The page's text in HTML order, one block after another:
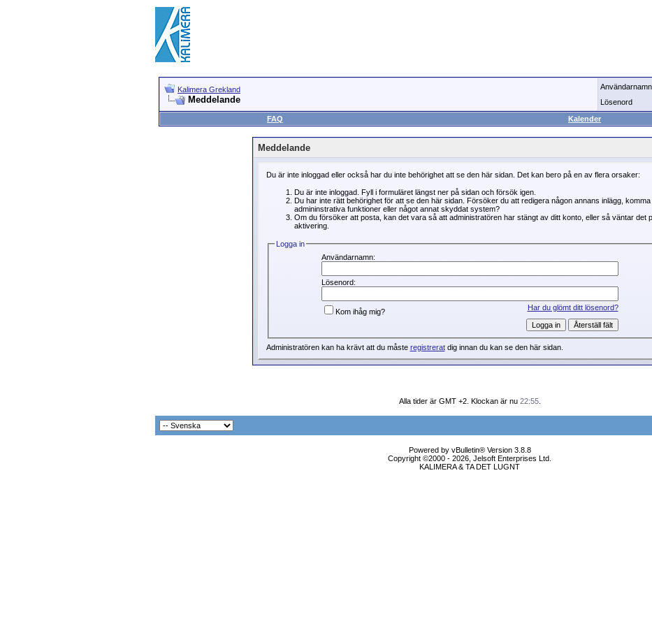
Kalimera Grekland
Meddelande
Användarnamn
Lösenord
FAQ
Kalender
Meddelande
Du är inte inloggad eller också har du inte behörighet att se den här sidan. Det kan bero på en av flera orsaker:
Du är inte inloggad. Fyll i formuläret längst ner på sidan och försök igen.
Du har inte rätt behörighet för att se den här sidan. Försöker du att redigera någon annans inlägg, komma
admininstrativa funktioner eller något annat skyddat system?
Om du försöker att posta, kan det vara så att administratören har stängt av ditt konto, eller så väntar det
aktivering.
Logga in
Användarnamn:
Lösenord:
Har du glömt ditt lösenord?
Kom ihåg mig?
Administratören kan ha krävt att du måste registreratdig innan du kan se den här sidan.
Alla tider är GMT +2. Klockan är nu 22:55.
Powered by vBulletin® Version 3.8.8
Copyright ©2000 - 2026, Jelsoft Enterprises Ltd.
KALIMERA & TA DET LUGNT